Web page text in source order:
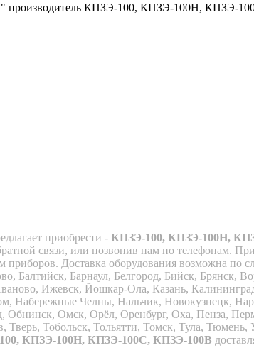
КПЗЭ-100, КПЗЭ-100Н, КПЗЭ-
приобрести - КПЗЭ-100, КПЗЭ-100Н,
связи, или позвонив нам по телефонам.
приборов. Доставка оборудования возможна
Балтийск, Барнаул, Белгород, Бийск,
Ижевск, Йошкар-Ола, Казань,
Набережные Челны, Нальчик, Новокузнецк,
Омск, Орёл, Оренбург, Оха, Пенза,
Тверь, Тобольск, Тольятти, Томск, Тула,
КПЗЭ-100Н, КПЗЭ-100С, КПЗЭ-100В